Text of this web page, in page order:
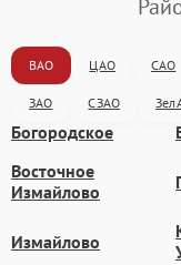
ВАО ЦАО САО
ЗАО СЗАО
Богородское
Восточное
Измайлово
Измайлово